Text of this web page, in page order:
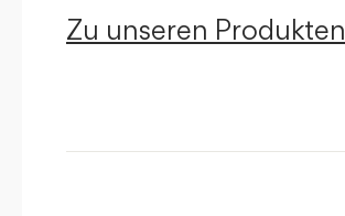
Zu unseren Produkten